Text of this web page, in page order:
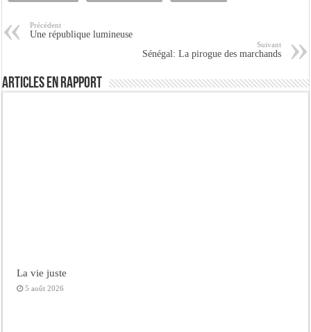
Précédent
Une république lumineuse
Suivant
Sénégal: La pirogue des marchands
Articles en rapport
La vie juste
5 août 2026